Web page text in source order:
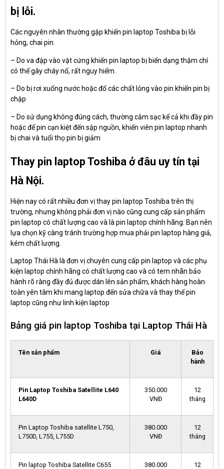
bị lỗi.
Các nguyên nhân thường gặp khiến pin laptop Toshiba bị lỗi
hỏng, chai pin.
– Do va đập vào vật cứng khiến pin laptop bị biến dạng thậm chí
có thể gây cháy nổ, rất nguy hiểm.
– Do bị rơi xuống nước hoặc đổ các chất lỏng vào pin khiến pin bị
chập
– Do sử dụng không đúng cách, thường cắm sạc kể cả khi đầy pin
hoặc để pin cạn kiệt đến sập nguồn, khiến viên pin laptop nhanh
bị chai và tuổi thọ pin bị giảm
Thay pin laptop Toshiba ở đâu uy tín tại
Hà Nội.
Hiện nay có rất nhiều đơn vị thay pin laptop Toshiba trên thị
trường, nhưng không phải đơn vị nào cũng cung cấp sản phẩm
pin laptop có chất lượng cao và là pin laptop chính hãng. Bạn nên
lựa chọn kỹ càng tránh trường hợp mua phải pin laptop hàng giả,
kém chất lượng.
Laptop Thái Hà là đơn vị chuyên cung cấp pin laptop và các phụ
kiện laptop chính hãng có chất lượng cao và có tem nhãn bảo
hành rõ ràng đầy đủ được dán lên sản phẩm, khách hàng hoàn
toàn yên tâm khi mang laptop đến sửa chữa và thay thế pin
laptop cũng như linh kiện laptop
Bảng giá pin laptop Toshiba tại Laptop Thái Hà
Tên sản phẩm Giá
Bảo
hành
Pin Laptop Toshiba Satellite L640
L640D
350.000
VNĐ
12
tháng
Pin Laptop Toshiba satellite L750,
L750D, L755, L755D
380.000
VNĐ
12
tháng
Pin laptop Toshiba Satellite C655
380.000
12